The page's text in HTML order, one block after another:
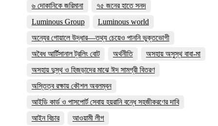
৬ দোকানিকে জরিমানা
৭৫ জনের হাতে সনদ
Luminous Group
Luminous world
অন্যের গোয়ালে উদ্ধার—তথ্য চেয়েও পাননি ভুক্তভোগী
অবৈধ আর্টিসানাল ট্রলিং বোট
অর্থনীতি
অসহায় অসুস্থ বাবা-মা
অসহায় দুস্থ ও হিজড়াদের মাঝে ঈদ সামগ্রী বিতরণ
অস্তিত্ব রক্ষায় কৌশল অবলম্বন
আইডি কার্ড ও পাসপোর্ট সেবায় হয়রানি বন্ধে সহজীকরণের দাবি
আইন বিচার
আওয়ামী লীগ